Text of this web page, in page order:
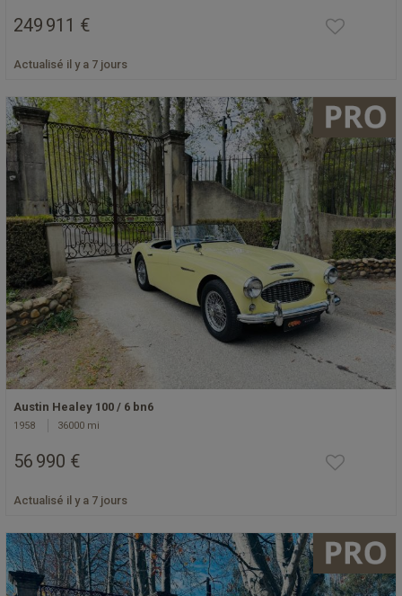
249 911 €
Actualisé il y a 7 jours
Austin Healey 100 / 6 bn6
1958 36000 mi
56 990 €
Actualisé il y a 7 jours